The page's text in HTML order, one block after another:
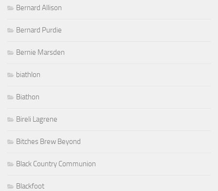
Bernard Allison
Bernard Purdie
Bernie Marsden
biathlon
Biathon
Bireli Lagrene
Bitches Brew Beyond
Black Country Communion
Blackfoot